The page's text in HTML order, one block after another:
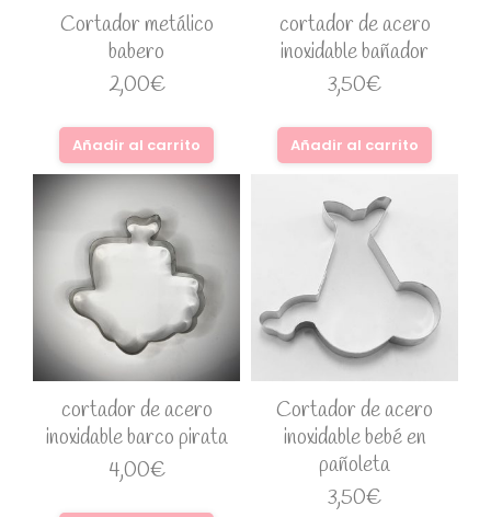
Cortador metálico
babero
2,00€
Añadir al carrito
cortador de acero
inoxidable bañador
3,50€
Añadir al carrito
cortador de acero
inoxidable barco pirata
4,00€
Cortador de acero
inoxidable bebé en
pañoleta
3,50€